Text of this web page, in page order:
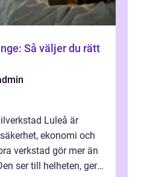
Så väljer du rätt
Luleå är
ekonomi och
verkstad gör mer än
ser till helheten, ger